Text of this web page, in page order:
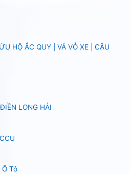
HỘ ẮC QUY | VÁ VỎ XE | CÂU
LONG HẢI
Tô